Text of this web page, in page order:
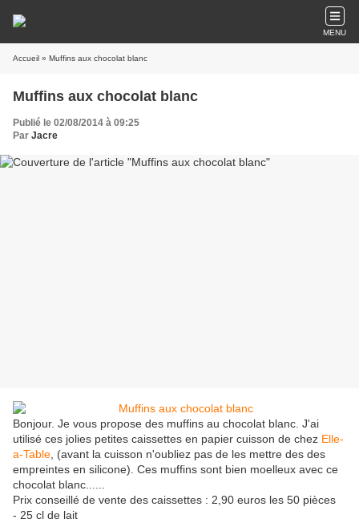
MENU
Accueil » Muffins aux chocolat blanc
Muffins aux chocolat blanc
Publié le 02/08/2014 à 09:25
Par Jacre
Bonjour. Je vous propose des muffins au chocolat blanc. J'ai
utilisé ces jolies petites caissettes en papier cuisson de chez Elle-
a-Table , (avant la cuisson n'oubliez pas de les mettre des des
empreintes en silicone). Ces muffins sont bien moelleux avec ce
chocolat blanc......
Prix conseillé de vente des caissettes : 2,90 euros les 50 pièces
- 25 cl de lait